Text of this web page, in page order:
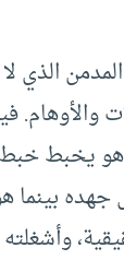
الذي
هو يخبط
جهده